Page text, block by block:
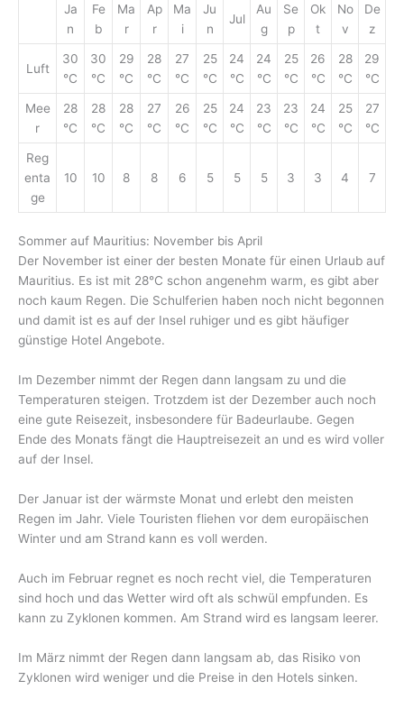
Ja
n
Fe
b
Ma
r
Ap
r
Ma
i
Ju
n
Jul
Au
g
Se
p
Ok
t
No
v
De
z
Luft
30
°C
30
°C
29
°C
28
°C
27
°C
25
°C
24
°C
24
°C
25
°C
26
°C
28
°C
29
°C
Mee
r
28
°C
28
°C
28
°C
27
°C
26
°C
25
°C
24
°C
23
°C
23
°C
24
°C
25
°C
27
°C
Reg
enta
ge
10 10 8 8 6 5 5 5 3 3 4 7
Sommer auf Mauritius: November bis April
Der November ist einer der besten Monate für einen Urlaub auf
Mauritius. Es ist mit 28°C schon angenehm warm, es gibt aber
noch kaum Regen. Die Schulferien haben noch nicht begonnen
und damit ist es auf der Insel ruhiger und es gibt häufiger
günstige Hotel Angebote.
Im Dezember nimmt der Regen dann langsam zu und die
Temperaturen steigen. Trotzdem ist der Dezember auch noch
eine gute Reisezeit, insbesondere für Badeurlaube. Gegen
Ende des Monats fängt die Hauptreisezeit an und es wird voller
auf der Insel.
Der Januar ist der wärmste Monat und erlebt den meisten
Regen im Jahr. Viele Touristen fliehen vor dem europäischen
Winter und am Strand kann es voll werden.
Auch im Februar regnet es noch recht viel, die Temperaturen
sind hoch und das Wetter wird oft als schwül empfunden. Es
kann zu Zyklonen kommen. Am Strand wird es langsam leerer.
Im März nimmt der Regen dann langsam ab, das Risiko von
Zyklonen wird weniger und die Preise in den Hotels sinken.